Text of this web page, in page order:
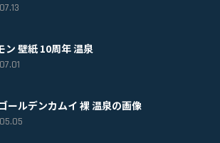
ン 壁紙 10周年 温泉
ールデンカムイ 裸 温泉の画像